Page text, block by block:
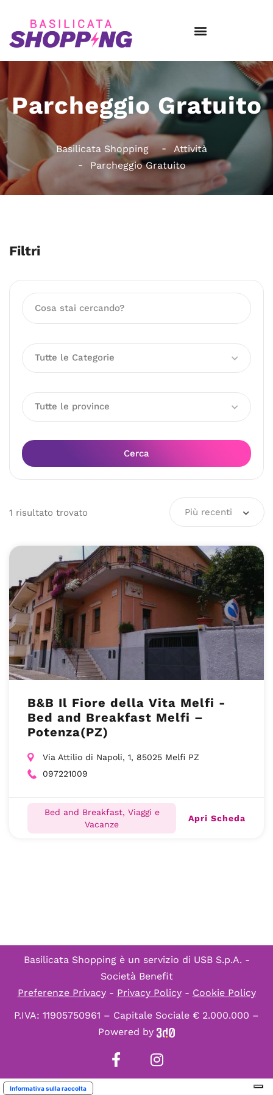
Parcheggio Gratuito
Basilicata Shopping
Attività
Parcheggio Gratuito
Filtri
Tutte le Categorie
Tutte le province
Cerca
1 risultato trovato Più recenti
B&B Il Fiore della Vita Melfi -
Bed and Breakfast Melfi –
Potenza(PZ)
Via Attilio di Napoli, 1, 85025 Melfi PZ
097221009
Bed and Breakfast, Viaggi e
Vacanze
Apri Scheda
Basilicata Shopping è un servizio di USB S.p.A. -
Società Benefit
Preferenze Privacy- Privacy Policy- Cookie Policy
P.IVA: 11905750961 – Capitale Sociale € 2.000.000 –
Powered by
Informativa sulla raccolta